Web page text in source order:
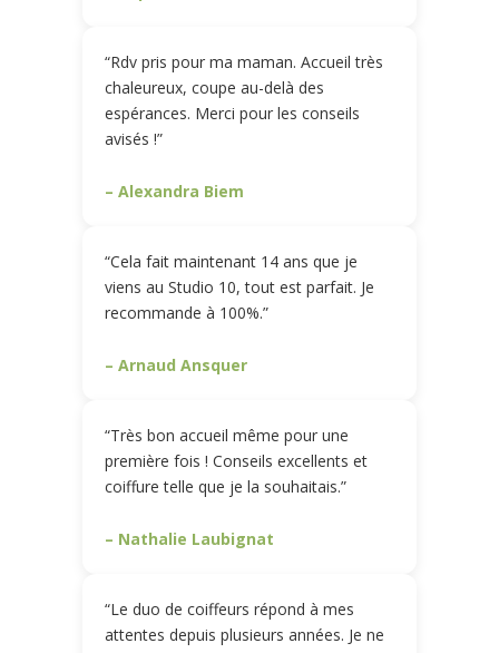
“Rdv pris pour ma maman. Accueil très
chaleureux, coupe au-delà des
espérances. Merci pour les conseils
avisés !”
– Alexandra Biem
“Cela fait maintenant 14 ans que je
viens au Studio 10, tout est parfait. Je
recommande à 100%.”
– Arnaud Ansquer
“Très bon accueil même pour une
première fois ! Conseils excellents et
coiffure telle que je la souhaitais.”
– Nathalie Laubignat
“Le duo de coiffeurs répond à mes
attentes depuis plusieurs années. Je ne